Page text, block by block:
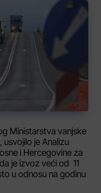
Ministarstva vanjske
je Analizu
i Hercegovine za
je izvoz veći od 11
u odnosu na godinu